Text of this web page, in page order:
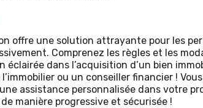
offre une solution attrayante pour les
Comprenez les règles et les
éclairée dans l’acquisition d’un bien
ou un conseiller financier !
assistance personnalisée dans votre
manière progressive et sécurisée !